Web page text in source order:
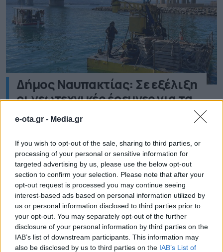
e-ota.gr - Media.gr
If you wish to opt-out of the sale, sharing to third parties, or
processing of your personal or sensitive information for
targeted advertising by us, please use the below opt-out
section to confirm your selection. Please note that after your
opt-out request is processed you may continue seeing
interest-based ads based on personal information utilized by
us or personal information disclosed to third parties prior to
your opt-out. You may separately opt-out of the further
disclosure of your personal information by third parties on the
IAB’s list of downstream participants. This information may
also be disclosed by us to third parties on the IAB’s List of
Δήμος Ναυπακτίας: Σε εξέλιξη
οι γεωτεχνικές έρευνες για τα
λιμενικά έργα σε Αντίρριο,
Βασιλική και Κρυονέρι
Σύμφωνα με ανακοίνωση του Δήμου Ναυπακτίας
βρίσκονται σε εξέλιξη οι εργασίες για τις
γεωτεχνικές έρευνες στο Αντίρριο, την Βασιλική και
το Κρυονέρι. Οι συγκεκριμένες εργασίες
προβλέπουν τη λήψη δειγμάτων από τον πυθμένα
για την σύνταξη των μελετών που αφορούν στην
κατασκευή, βελτίωση και συντήρηση των Λιμενικών
Υποδομών του παραλιακού μετώπου του Δήμου
Ναυπακτίας. Ο προϋπολογισμός […]
09.03.2025 - 10.44